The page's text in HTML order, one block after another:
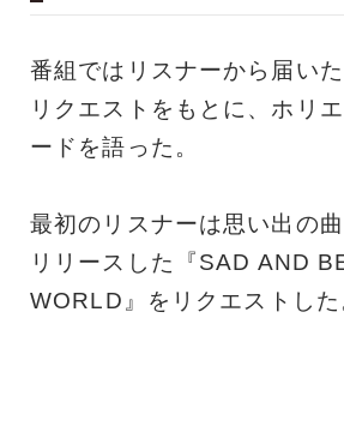
番組ではリスナーから届い
リクエストをもとに、ホリ
ードを語った。
最初のリスナーは思い出の
リリースした『SAD AND
WORLD』をリクエストした